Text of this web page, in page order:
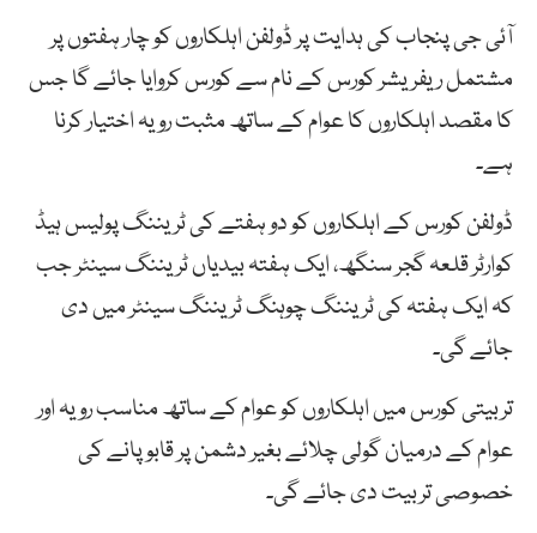
آئی جی پنجاب کی ہدایت پر ڈولفن اہلکاروں کو چار ہفتوں پر
مشتمل ریفریشر کورس کے نام سے کورس کروایا جائے گا جس
کا مقصد اہلکاروں کا عوام کے ساتھ مثبت رویہ اختیار کرنا
ہے۔
ڈولفن کورس کے اہلکاروں کو دو ہفتے کی ٹریننگ پولیس ہیڈ
کوارٹر قلعہ گجر سنگھ، ایک ہفتہ بیدیاں ٹریننگ سینٹر جب
کہ ایک ہفتہ کی ٹریننگ چوہنگ ٹریننگ سینٹر میں دی
جائے گی۔
تربیتی کورس میں اہلکاروں کو عوام کے ساتھ مناسب رویہ اور
عوام کے درمیان گولی چلائے بغیر دشمن پر قابو پانے کی
خصوصی تربیت دی جائے گی۔